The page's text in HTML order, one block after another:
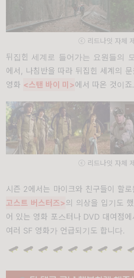
ⓒ 리드나잇 자체
뒤집힌 세계로 들어가는 요원들의
에서, 나침반을 따라 뒤집힌 세계의
영화 <스탠 바이 미>에서 따온 것이죠.
ⓒ 리드나잇 자체
시즌 2에서는 마이크와 친구들이 할
고스트 버스터즈>의 의상을 입기도
어 있는 영화 포스터나 DVD 대여점
여러 SF 영화가 언급되기도 합니다.